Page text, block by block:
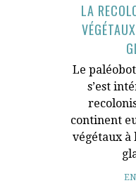
LA
Le
s’est
continent
végétaux à